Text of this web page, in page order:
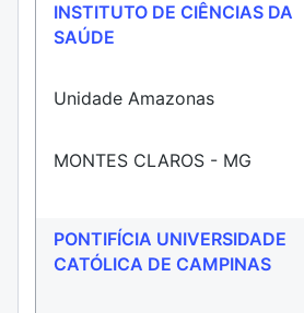
INSTITUTO DE CIÊNCIAS DA
SAÚDE
Unidade Amazonas
MONTES CLAROS - MG
PONTIFÍCIA UNIVERSIDADE
CATÓLICA DE CAMPINAS